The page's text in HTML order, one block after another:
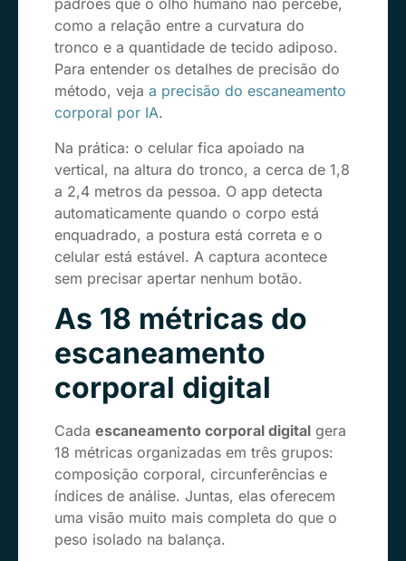
padrões que o olho humano não percebe,
como a relação entre a curvatura do
tronco e a quantidade de tecido adiposo.
Para entender os detalhes de precisão do
método, veja a precisão do escaneamento
corporal por IA.
Na prática: o celular fica apoiado na
vertical, na altura do tronco, a cerca de 1,8
a 2,4 metros da pessoa. O app detecta
automaticamente quando o corpo está
enquadrado, a postura está correta e o
celular está estável. A captura acontece
sem precisar apertar nenhum botão.
As 18 métricas do
escaneamento
corporal digital
Cada escaneamento corporal digital gera
18 métricas organizadas em três grupos:
composição corporal, circunferências e
índices de análise. Juntas, elas oferecem
uma visão muito mais completa do que o
peso isolado na balança.